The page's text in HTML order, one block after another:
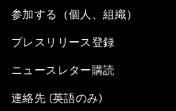
参加する（個人、組織）
プレスリリース登録
ニュースレター購読
連絡先 (英語のみ)